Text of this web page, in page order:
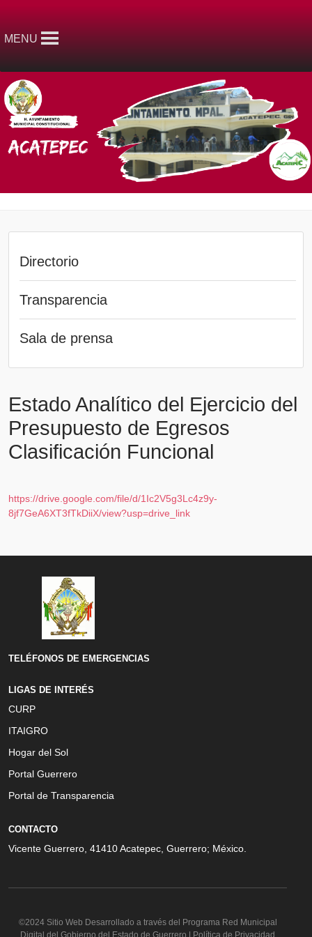
MENU
Directorio
Transparencia
Sala de prensa
Estado Analítico del Ejercicio del
Presupuesto de Egresos
Clasificación Funcional
https://drive.google.com/file/d/1Ic2V5g3Lc4z9y-
8jf7GeA6XT3fTkDiiX/view?usp=drive_link
TELÉFONOS DE EMERGENCIAS
LIGAS DE INTERÉS
CURP
ITAIGRO
Hogar del Sol
Portal Guerrero
Portal de Transparencia
CONTACTO
Vicente Guerrero, 41410 Acatepec, Guerrero; México.
©2024 Sitio Web Desarrollado a través del Programa Red Municipal
Digital del Gobierno del Estado de Guerrero | Política de Privacidad